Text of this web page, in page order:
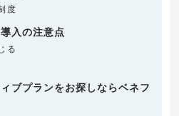
度
入の注意点
る
ブプランをお探しならベネフ